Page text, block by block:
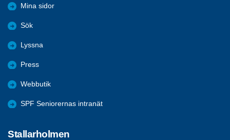
Mina sidor
Sök
Lyssna
Press
Webbutik
SPF Seniorernas intranät
Stallarholmen